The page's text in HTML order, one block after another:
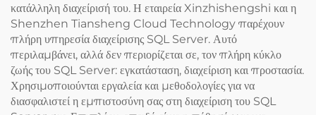
κατάλληλη διαχείρισή του. Η εταιρεία Xinzhishengshi και η
Shenzhen Tiansheng Cloud Technology παρέχουν
πλήρη υπηρεσία διαχείρισης SQL Server. Αυτό
περιλαμβάνει, αλλά δεν περιορίζεται σε, τον πλήρη κύκλο
ζωής του SQL Server: εγκατάσταση, διαχείριση και προστασία.
Χρησιμοποιούνται εργαλεία και μεθοδολογίες για να
διασφαλιστεί η εμπιστοσύνη σας στη διαχείριση του SQL